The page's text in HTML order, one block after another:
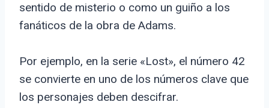
sentido de misterio o como un guiño a los
fanáticos de la obra de Adams.
Por ejemplo, en la serie «Lost», el número 42
se convierte en uno de los números clave que
los personajes deben descifrar.